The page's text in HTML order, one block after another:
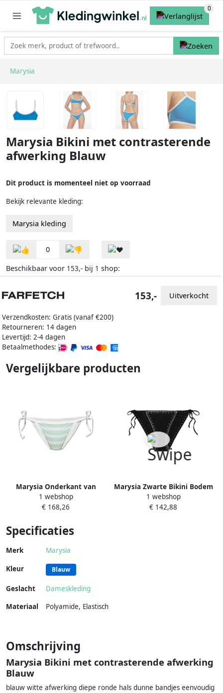
Marysia
Marysia Bikini met contrasterende
afwerking Blauw
Dit product is momenteel niet op voorraad
Bekijk relevante kleding:
Marysia kleding
0
Beschikbaar voor 153,- bij 1 shop:
Verzendkosten: Gratis (vanaf €200)
Retourneren: 14 dagen
Levertijd: 2-4 dagen
Betaalmethodes:
153,- Uitverkocht
Vergelijkbare producten
Marysia Onderkant van
Porto badpak Green Dames
1 webshop
€ 168,26
Marysia Zwarte Bikini Bodem
Sole Black Dames
1 webshop
€ 142,88
Specificaties
Merk Marysia
Kleur Blauw
Geslacht
Dameskleding
Materiaal
Polyamide, Elastisch
Omschrijving
Marysia Bikini met contrasterende afwerking
Blauw
blauw witte afwerking diepe ronde hals dunne bandjes eenvoudig